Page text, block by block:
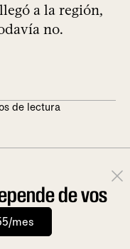
a la región,
no.
de lectura
de vos
mes